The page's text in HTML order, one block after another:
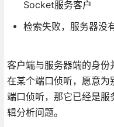
Socket服务客户
检索失败，服务器没
客户端与服务器端的身份
在某个端口侦听，愿意
端口侦听，那它已经是服
辑分析问题。